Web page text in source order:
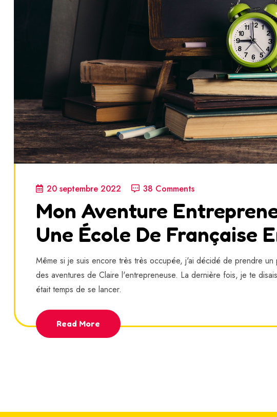
20 septembre 2022 38 Comments
Mon Aventure
Une École De Française
Même si je suis encore très très occupée, j'ai décidé de prendre
des aventures de Claire l'entrepreneuse. La dernière fois, je te
était temps de se lancer.
Read More